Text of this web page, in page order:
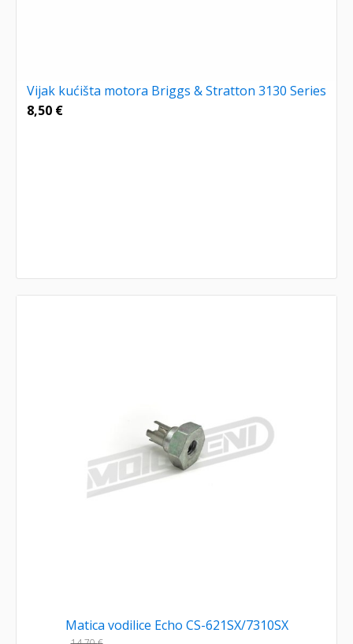
Vijak kućišta motora Briggs & Stratton 3130 Series
8,50 €
Matica vodilice Echo CS-621SX/7310SX